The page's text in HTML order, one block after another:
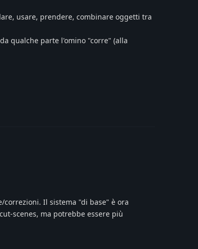
usare, prendere, combinare oggetti tra
qualche parte l'omino "corre" (alla
Il sistema "di base" è ora
scenes, ma potrebbe essere più